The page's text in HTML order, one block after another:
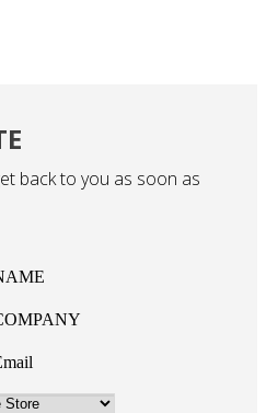
back to you as soon as